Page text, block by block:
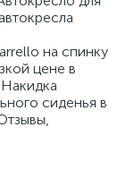
на спинку
цене в
сиденья в